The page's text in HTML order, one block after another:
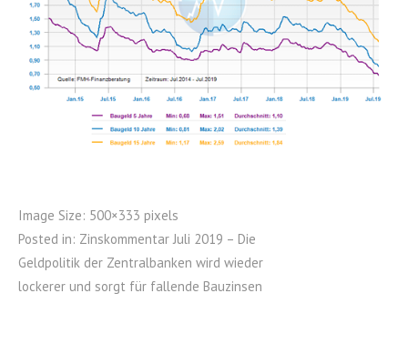
Image Size: 500×333 pixels
Posted in: Zinskommentar Juli 2019 – Die
Geldpolitik der Zentralbanken wird wieder
lockerer und sorgt für fallende Bauzinsen